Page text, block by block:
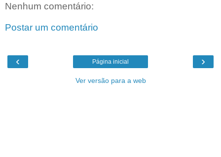
Nenhum comentário:
Postar um comentário
‹ ›
Página inicial
Ver versão para a web